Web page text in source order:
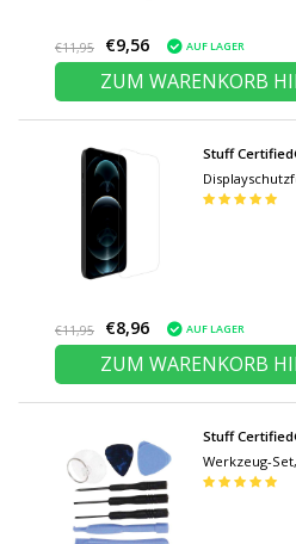
€11,95 €9,56 AUF LAGER
ZUM WARENKORB
Stuff
gehärtetes
€11,95 €8,96 AUF LAGER
ZUM WARENKORB
Stuff
Werkzeug-